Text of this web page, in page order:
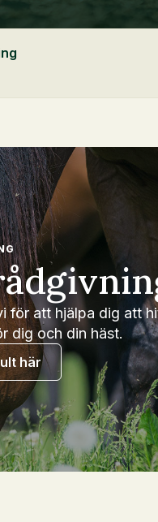
för att hjälpa dig att
dig och din häst.
här